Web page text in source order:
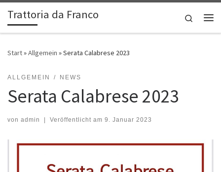
Zum Inhalt springen
Trattoria da Franco
Search
Start»Allgemein »Serata Calabrese 2023
ALLGEMEIN NEWS
Serata Calabrese 2023
von admin | Veröffentlicht am 9. Januar 2023